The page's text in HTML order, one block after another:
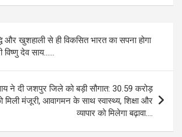
at
s
A
p
p
e
gr
a
m
ail py
n
k
ar
और खुशहाली से ही विकसित भारत का सपना होगा
विष्णु देव साय……
ने दी जशपुर जिले को बड़ी सौगात: 30.59 करोड़
मंजूरी, आवागमन के साथ स्वास्थ्य, शिक्षा और
व्यापार को मिलेगा बढ़ावा….